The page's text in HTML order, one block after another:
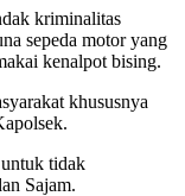
kriminalitas
sepeda motor yang
kenalpot bising.
khususnya
tidak
Sajam.